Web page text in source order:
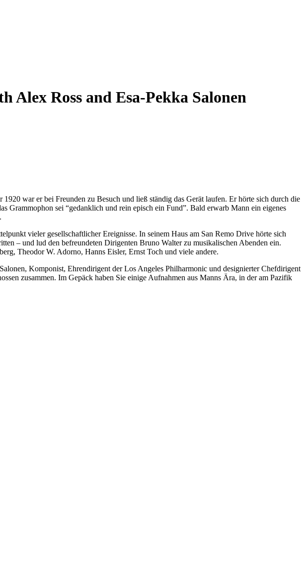
Alex Ross and Esa-Pekka Salonen
war er bei Freunden zu Besuch und ließ ständig das Gerät laufen. Er hörte sich durch die
Grammophon sei “gedanklich und rein episch ein Fund”. Bald erwarb Mann ein eigenes
vieler gesellschaftlicher Ereignisse. In seinem Haus am San Remo Drive hörte sich
– und lud den befreundeten Dirigenten Bruno Walter zu musikalischen Abenden ein.
Theodor W. Adorno, Hanns Eisler, Ernst Toch und viele andere.
Komponist, Ehrendirigent der Los Angeles Philharmonic und designierter Chefdirigent
zusammen. Im Gepäck haben Sie einige Aufnahmen aus Manns Ära, in der am Pazifik